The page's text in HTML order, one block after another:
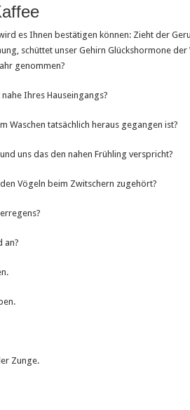
es Ihnen bestätigen können: Zieht der
schüttet unser Gehirn Glückshormone der
genommen?
Ihres Hauseingangs?
Waschen tatsächlich heraus gegangen ist?
uns das den nahen Frühling verspricht?
Vögeln beim Zwitschern zugehört?
an?
Zunge.